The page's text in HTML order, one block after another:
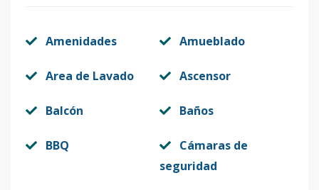
Amenidades Amueblado
Area de Lavado Ascensor
Balcón Baños
BBQ
Cámaras de
seguridad